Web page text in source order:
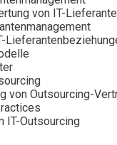
von IT-
von Outsourcing-
IT-Outsourcing